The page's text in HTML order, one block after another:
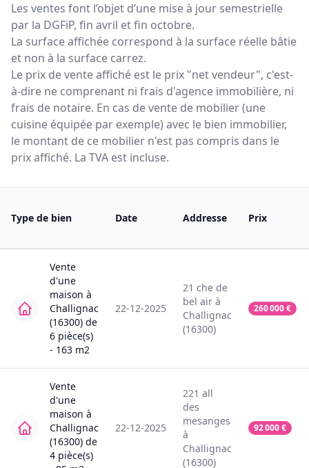
Les ventes font l’objet d’une mise à jour semestrielle
par la DGFiP, fin avril et fin octobre.
La surface affichée correspond à la surface réelle bâtie
et non à la surface carrez.
Le prix de vente affiché est le prix "net vendeur", c'est-
à-dire ne comprenant ni frais d'agence immobilière, ni
frais de notaire. En cas de vente de mobilier (une
cuisine équipée par exemple) avec le bien immobilier,
le montant de ce mobilier n'est pas compris dans le
prix affiché. La TVA est incluse.
Type de bien Date Addresse Prix
Vente
d'une
maison à
Challignac
(16300) de
6 pièce(s)
- 163 m2
22-12-2025
21 che de
bel air à
Challignac
(16300)
260 000€
Vente
d'une
maison à
Challignac
(16300) de
4 pièce(s)
22-12-2025
221 all
des
mesanges
à
Challignac
(16300)
92 000€